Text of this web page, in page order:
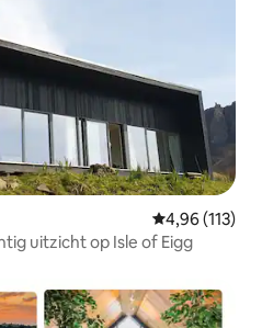
Gemiddelde
4,96 (113)
uitzicht op Isle of Eigg